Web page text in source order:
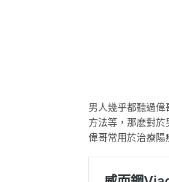
男人幾乎都聽過
方法等，那麽對於
偉哥常用於治療陽